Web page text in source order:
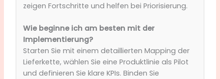
zeigen Fortschritte und helfen bei Priorisierung.
Wie beginne ich am besten mit der
Implementierung?
Starten Sie mit einem detaillierten Mapping der
Lieferkette, wählen Sie eine Produktlinie als Pilot
und definieren Sie klare KPIs. Binden Sie